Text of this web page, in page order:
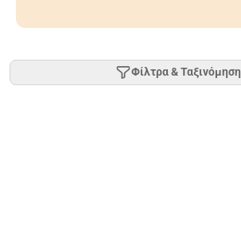
Φίλτρα & Ταξινόμηση